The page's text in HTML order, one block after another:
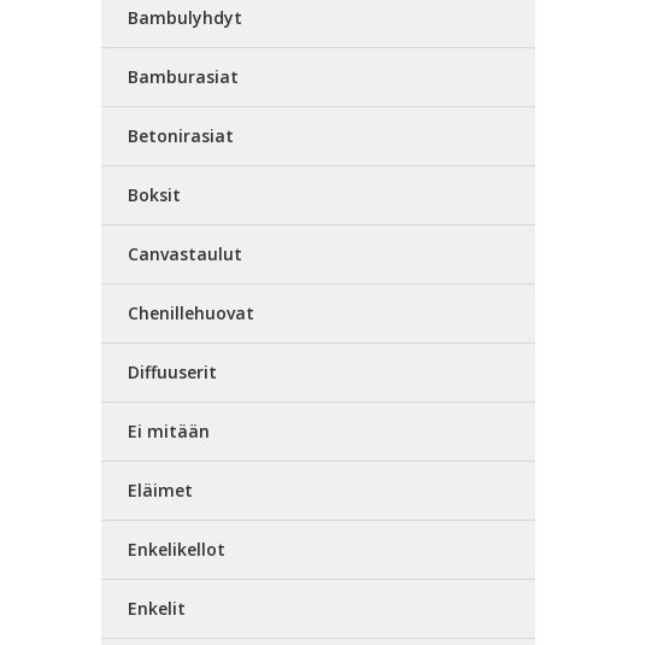
Bambulyhdyt
Bamburasiat
Betonirasiat
Boksit
Canvastaulut
Chenillehuovat
Diffuuserit
Ei mitään
Eläimet
Enkelikellot
Enkelit